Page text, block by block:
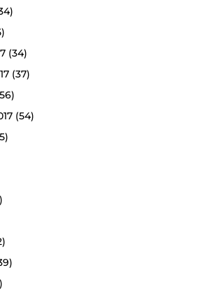
(34)
(37)
(54)